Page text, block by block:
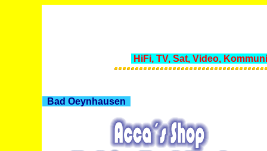
HiFi, TV, Sat, Video,
Bad Oeynhausen